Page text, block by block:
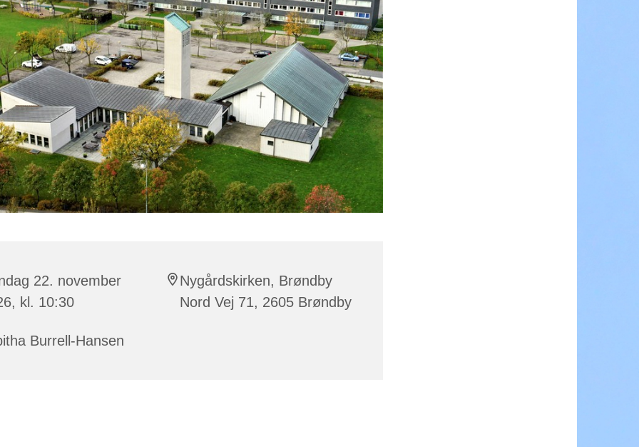
22. november
kl. 10:30
Nygårdskirken, Brøndby
Nord Vej 71, 2605 Brøndby
Burrell-Hansen